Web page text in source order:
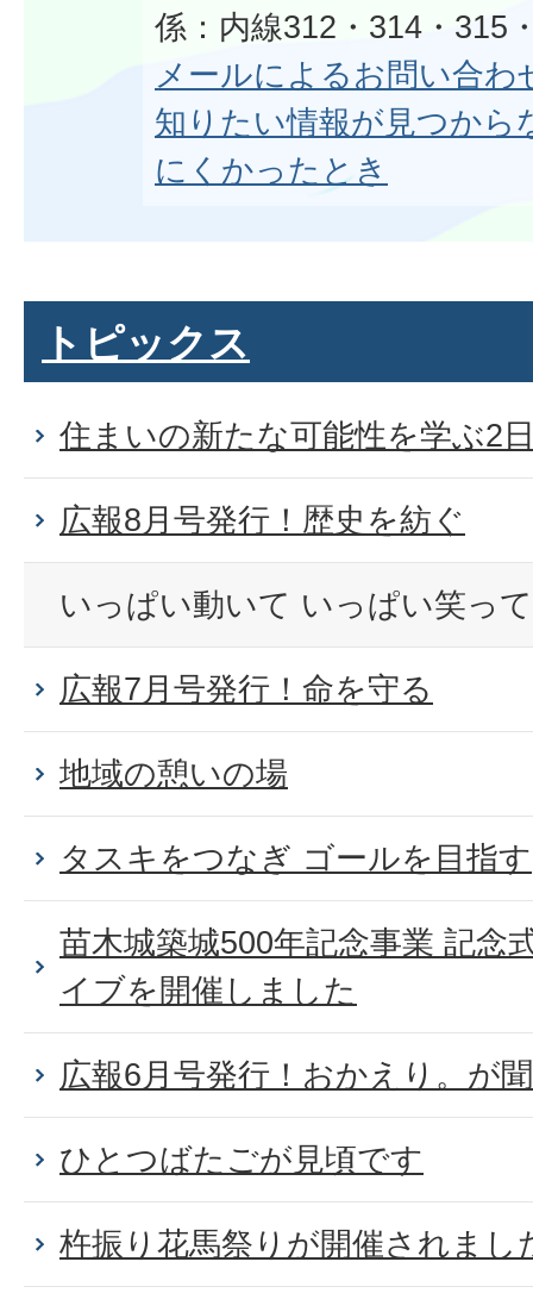
係：内線312・314・315
メールによるお問い合わ
知りたい情報が見つから
にくかったとき
トピックス
住まいの新たな可能性を学ぶ2
広報8月号発行！歴史を紡ぐ
いっぱい動いて いっぱい笑って
広報7月号発行！命を守る
地域の憩いの場
タスキをつなぎ ゴールを目指す
苗木城築城500年記念事業 記念
イブを開催しました
広報6月号発行！おかえり。が
ひとつばたごが見頃です
杵振り花馬祭りが開催されまし